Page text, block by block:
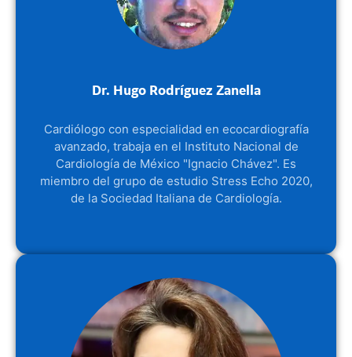
Dr. Hugo Rodríguez Zanella
Cardiólogo con especialidad en ecocardiografía
avanzado, trabaja en el Instituto Nacional de
Cardiología de México "Ignacio Chávez". Es
miembro del grupo de estudio Stress Echo 2020,
de la Sociedad Italiana de Cardiología.